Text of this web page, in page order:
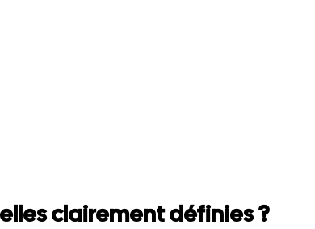
clairement définies ?